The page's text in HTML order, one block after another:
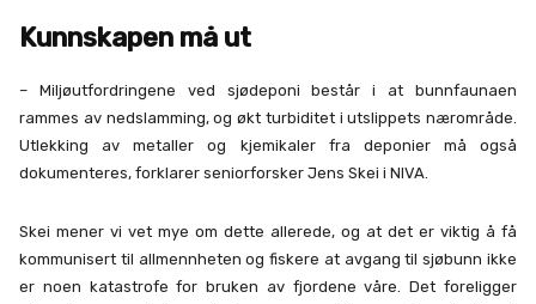
Kunnskapen må ut
– Miljøutfordringene ved sjødeponi består i at bunnfaunaen
rammes av nedslamming, og økt turbiditet i utslippets nærområde.
Utlekking av metaller og kjemikaler fra deponier må også
dokumenteres, forklarer seniorforsker Jens Skei i NIVA.
Skei mener vi vet mye om dette allerede, og at det er viktig å få
kommunisert til allmennheten og fiskere at avgang til sjøbunn ikke
er noen katastrofe for bruken av fjordene våre. Det foreligger